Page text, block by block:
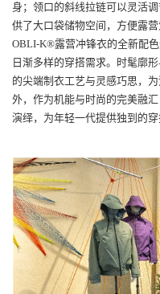
身；领口的斜线拉链可以灵活
供了大口袋储物空间，方便露
OBLI-K®露营冲锋衣的全新配
日渐多样的穿搭需求。时髦廓
的尖端制衣工艺与灵感巧思，
外，作为机能与时尚的完美融
演绎，为年轻一代提供独到的